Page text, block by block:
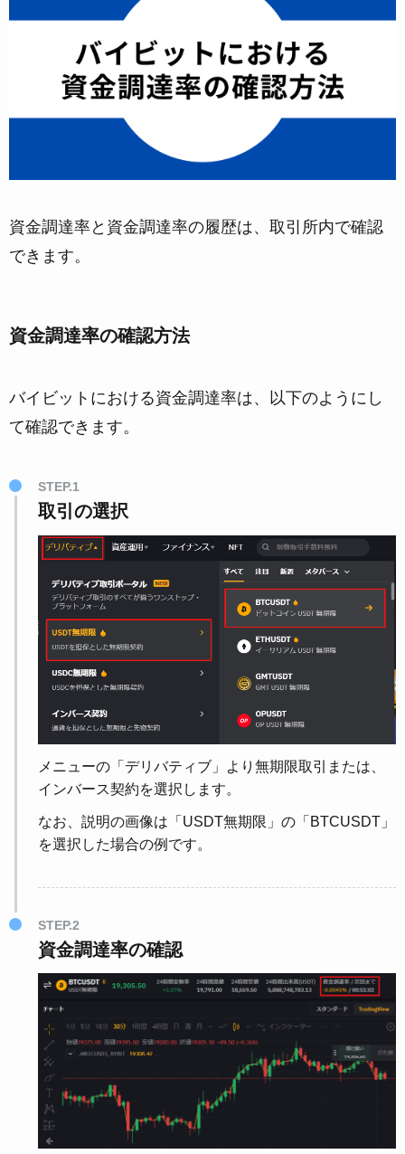
資金調達率と資金調達率の履歴は、取引所内で確認
できます。
資金調達率の確認方法
バイビットにおける資金調達率は、以下のようにし
て確認できます。
STEP.1
取引の選択
メニューの「デリバティブ」より無期限取引または、
インバース契約を選択します。
なお、説明の画像は「USDT無期限」の「BTCUSDT」
を選択した場合の例です。
STEP.2
資金調達率の確認